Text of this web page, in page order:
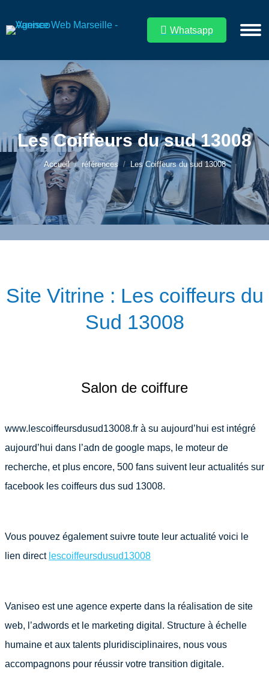
Whatsapp
Les Coiffeurs du sud 13008
Vous êtes ici :
Accueil références Les Coiffeurs du sud 13008
Site Vitrine : Les coiffeurs du
Sud 13008
Salon de coiffure
www.lescoiffeursdusud13008.fr à su aujourd’hui est intégré
aujourd’hui dans l’adn de google maps, le moteur de
recherche, et plus encore, 500 fans suivent leur actualités sur
facebook les coiffeurs dus sud 13008.
Vous pouvez également suivre toute leur actualité voici le
lien direct lescoiffeursdusud13008
Vaniseo est une agence experte dans la réalisation de site
web, l’adwords et le marketing digital. Structure à échelle
humaine et aux talents pluridisciplinaires, nous vous
accompagnons pour réussir votre transition digitale.